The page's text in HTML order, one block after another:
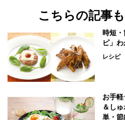
こちらの記事
時短
ピ」
レシピ
お手
＆し
単・節